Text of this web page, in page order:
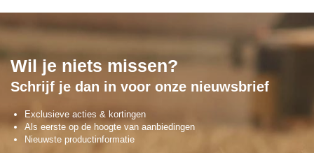
Wil je niets missen?
Schrijf je dan in voor onze nieuwsbrief
Exclusieve acties & kortingen
Als eerste op de hoogte van aanbiedingen
Nieuwste productinformatie